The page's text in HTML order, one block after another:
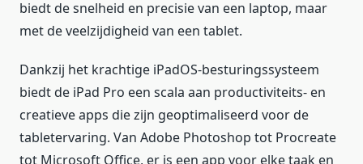
biedt de snelheid en precisie van een laptop, maar
met de veelzijdigheid van een tablet.
Dankzij het krachtige iPadOS-besturingssysteem
biedt de iPad Pro een scala aan productiviteits- en
creatieve apps die zijn geoptimaliseerd voor de
tabletervaring. Van Adobe Photoshop tot Procreate
tot Microsoft Office, er is een app voor elke taak en